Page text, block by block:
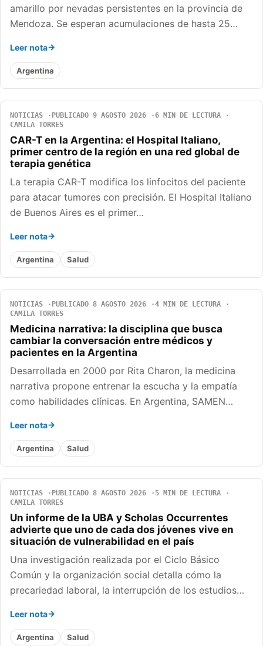
amarillo por nevadas persistentes en la provincia de
Mendoza. Se esperan acumulaciones de hasta 25…
Leer nota
Argentina
NOTICIAS PUBLICADO 9 AGOSTO 2026
6 MIN DE LECTURA
CAMILA TORRES
CAR-T en la Argentina: el Hospital Italiano,
primer centro de la región en una red global de
terapia genética
La terapia CAR-T modifica los linfocitos del paciente
para atacar tumores con precisión. El Hospital Italiano
de Buenos Aires es el primer…
Leer nota
Argentina Salud
NOTICIAS PUBLICADO 8 AGOSTO 2026
4 MIN DE LECTURA
CAMILA TORRES
Medicina narrativa: la disciplina que busca
cambiar la conversación entre médicos y
pacientes en la Argentina
Desarrollada en 2000 por Rita Charon, la medicina
narrativa propone entrenar la escucha y la empatía
como habilidades clínicas. En Argentina, SAMEN…
Leer nota
Argentina Salud
NOTICIAS PUBLICADO 8 AGOSTO 2026
5 MIN DE LECTURA
CAMILA TORRES
Un informe de la UBA y Scholas Occurrentes
advierte que uno de cada dos jóvenes vive en
situación de vulnerabilidad en el país
Una investigación realizada por el Ciclo Básico
Común y la organización social detalla cómo la
precariedad laboral, la interrupción de los estudios…
Leer nota
Argentina Salud